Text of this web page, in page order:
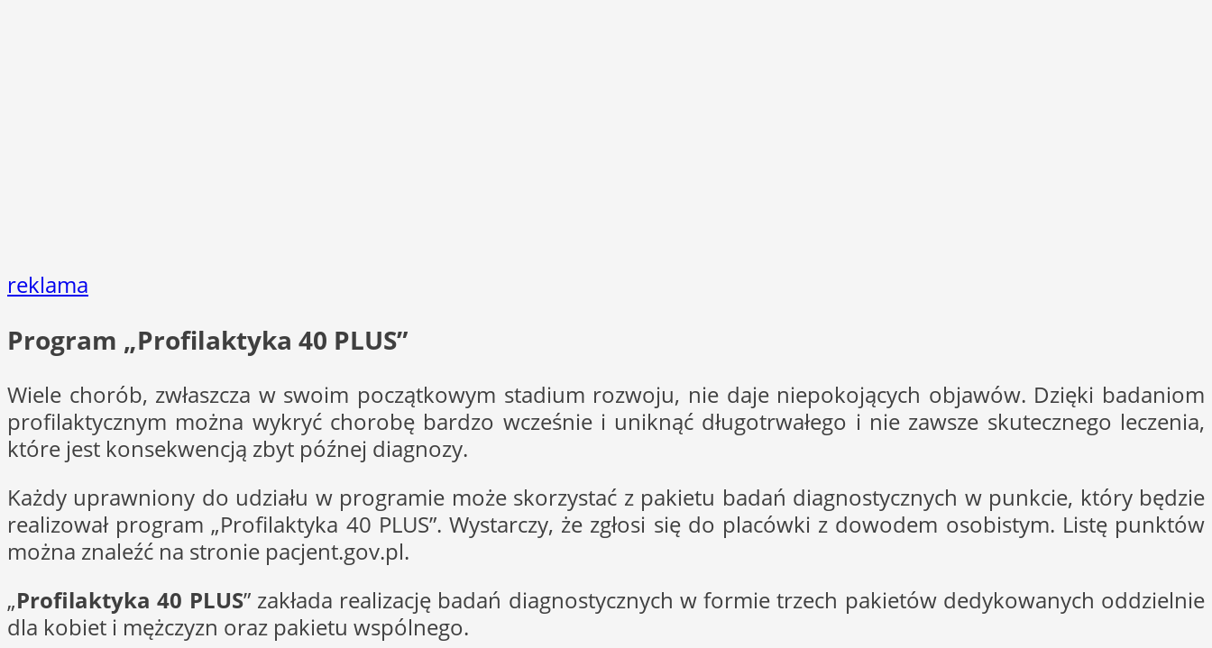
reklama
Program „Profilaktyka 40 PLUS”
Wiele chorób, zwłaszcza w swoim początkowym stadium rozwoju, nie daje niepokojących objawów. Dzięki badaniom
profilaktycznym można wykryć chorobę bardzo wcześnie i uniknąć długotrwałego i nie zawsze skutecznego leczenia,
które jest konsekwencją zbyt późnej diagnozy.
Każdy uprawniony do udziału w programie może skorzystać z pakietu badań diagnostycznych w punkcie, który będzie
realizował program „Profilaktyka 40 PLUS”. Wystarczy, że zgłosi się do placówki z dowodem osobistym. Listę punktów
można znaleźć na stronie pacjent.gov.pl.
„Profilaktyka 40 PLUS” zakłada realizację badań diagnostycznych w formie trzech pakietów dedykowanych oddzielnie
dla kobiet i mężczyzn oraz pakietu wspólnego.